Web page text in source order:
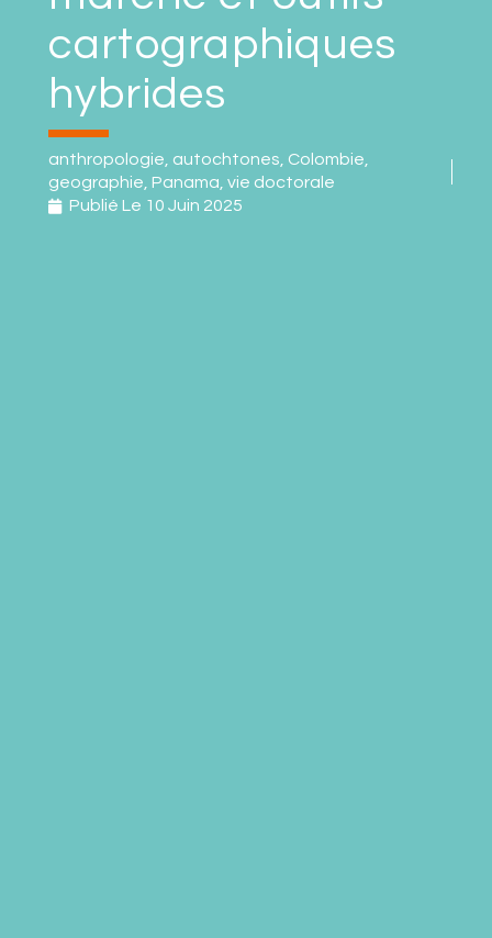
cartographiques
hybrides
anthropologie, autochtones, Colombie,
geographie,Panama,vie doctorale
Publié Le 10 Juin 2025